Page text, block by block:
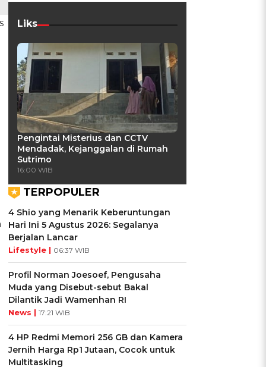
Liks
Pengintai Misterius dan CCTV
Mendadak, Kejanggalan di Rumah
Sutrimo
16:00 WIB
TERPOPULER
4 Shio yang Menarik Keberuntungan
Hari Ini 5 Agustus 2026: Segalanya
Berjalan Lancar
Lifestyle | 06:37 WIB
Profil Norman Joesoef, Pengusaha
Muda yang Disebut-sebut Bakal
Dilantik Jadi Wamenhan RI
News | 17:21 WIB
4 HP Redmi Memori 256 GB dan Kamera
Jernih Harga Rp1 Jutaan, Cocok untuk
Multitasking